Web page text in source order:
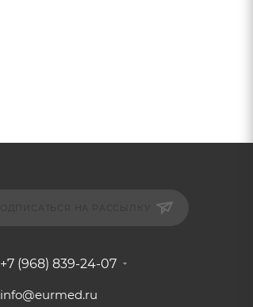
+7 (968) 839-24-07
info@eurmed.ru